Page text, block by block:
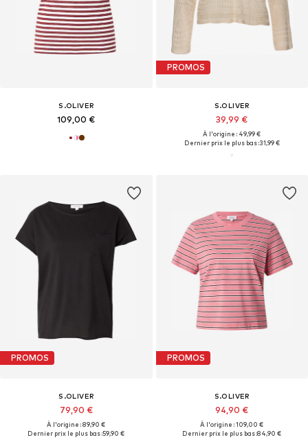
S.OLIVER
109,00 €
PROMOS
S.OLIVER
39,99 €
À l'origine : 49,99 €
Dernier prix le plus bas :31,99 €
PROMOS
S.OLIVER
79,90 €
À l'origine : 89,90 €
Dernier prix le plus bas :59,90 €
PROMOS
S.OLIVER
94,90 €
À l'origine : 109,00 €
Dernier prix le plus bas :84,90 €